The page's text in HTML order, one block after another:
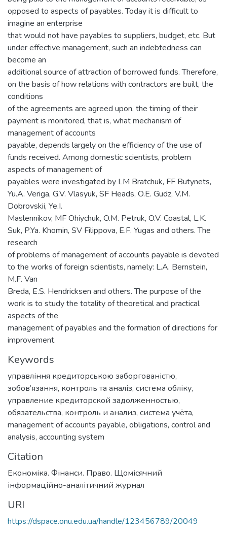
opposed to aspects of payables. Today it is difficult to
imagine an enterprise
that would not have payables to suppliers, budget, etc. But
under effective management, such an indebtedness can
become an
additional source of attraction of borrowed funds. Therefore,
on the basis of how relations with contractors are built, the
conditions
of the agreements are agreed upon, the timing of their
payment is monitored, that is, what mechanism of
management of accounts
payable, depends largely on the efficiency of the use of
funds received. Among domestic scientists, problem
aspects of management of
payables were investigated by LM Bratchuk, FF Butynets,
Yu.A. Veriga, G.V. Vlasyuk, SF Heads, O.E. Gudz, V.M.
Dobrovskii, Ye.I.
Maslennikov, MF Ohiychuk, O.M. Petruk, O.V. Coastal, L.K.
Suk, P.Ya. Khomin, SV Filippova, E.F. Yugas and others. The
research
of problems of management of accounts payable is devoted
to the works of foreign scientists, namely: L.А. Bernstein,
M.F. Van
Breda, E.S. Hendricksen and others. The purpose of the
work is to study the totality of theoretical and practical
aspects of the
management of payables and the formation of directions for
improvement.
Keywords
управління кредиторською заборгованістю,
зобов’язання, контроль та аналіз, система обліку,
управление кредиторской задолженностью,
обязательства, контроль и анализ, система учёта,
management of accounts payable, obligations, control and
analysis, accounting system
Citation
Економіка. Фінанси. Право. Щомісячний
інформаційно-аналітичний журнал
URI
https://dspace.onu.edu.ua/handle/123456789/20049